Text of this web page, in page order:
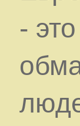
-